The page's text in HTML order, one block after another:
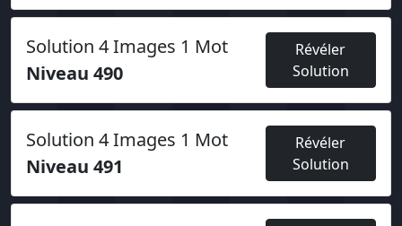
Solution 4 Images 1 Mot
Niveau 490
Révéler
Solution
Solution 4 Images 1 Mot
Niveau 491
Révéler
Solution